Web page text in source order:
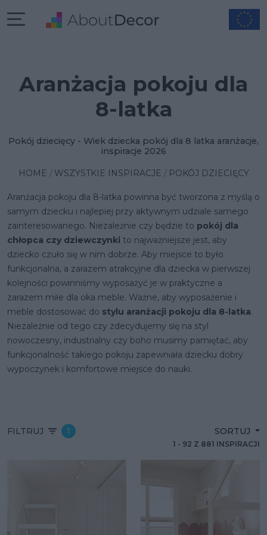
Aranżacja pokoju dla
8-latka
Pokój dziecięcy - Wiek dziecka pokój dla 8 latka aranżacje,
inspiracje 2026
HOME WSZYSTKIE INSPIRACJE POKÓJ DZIECIĘCY
Aranżacja pokoju dla 8-latka powinna być tworzona z myślą o
samym dziecku i najlepiej przy aktywnym udziale samego
zainteresowanego. Niezależnie czy będzie to pokój dla
chłopca czy dziewczynki to najważniejsze jest, aby
dziecko czuło się w nim dobrze. Aby miejsce to było
funkcjonalna, a zarazem atrakcyjne dla dziecka w pierwszej
kolejności powinniśmy wyposażyć je w praktyczne a
zarazem miłe dla oka meble. Ważne, aby wyposażenie i
meble dostosować do stylu aranżacji pokoju dla 8-latka.
Niezależnie od tego czy zdecydujemy się na styl
nowoczesny, industrialny czy boho musimy pamiętać, aby
funkcjonalność takiego pokoju zapewniała dziecku dobry
wypoczynek i komfortowe miejsce do nauki.
FILTRUJ 1 SORTUJ
1 - 92 Z 881 INSPIRACJI